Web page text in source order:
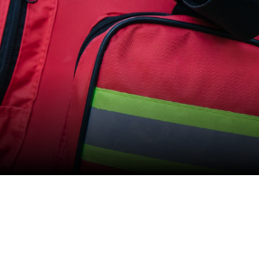
/特別通知
急救證書」課程)